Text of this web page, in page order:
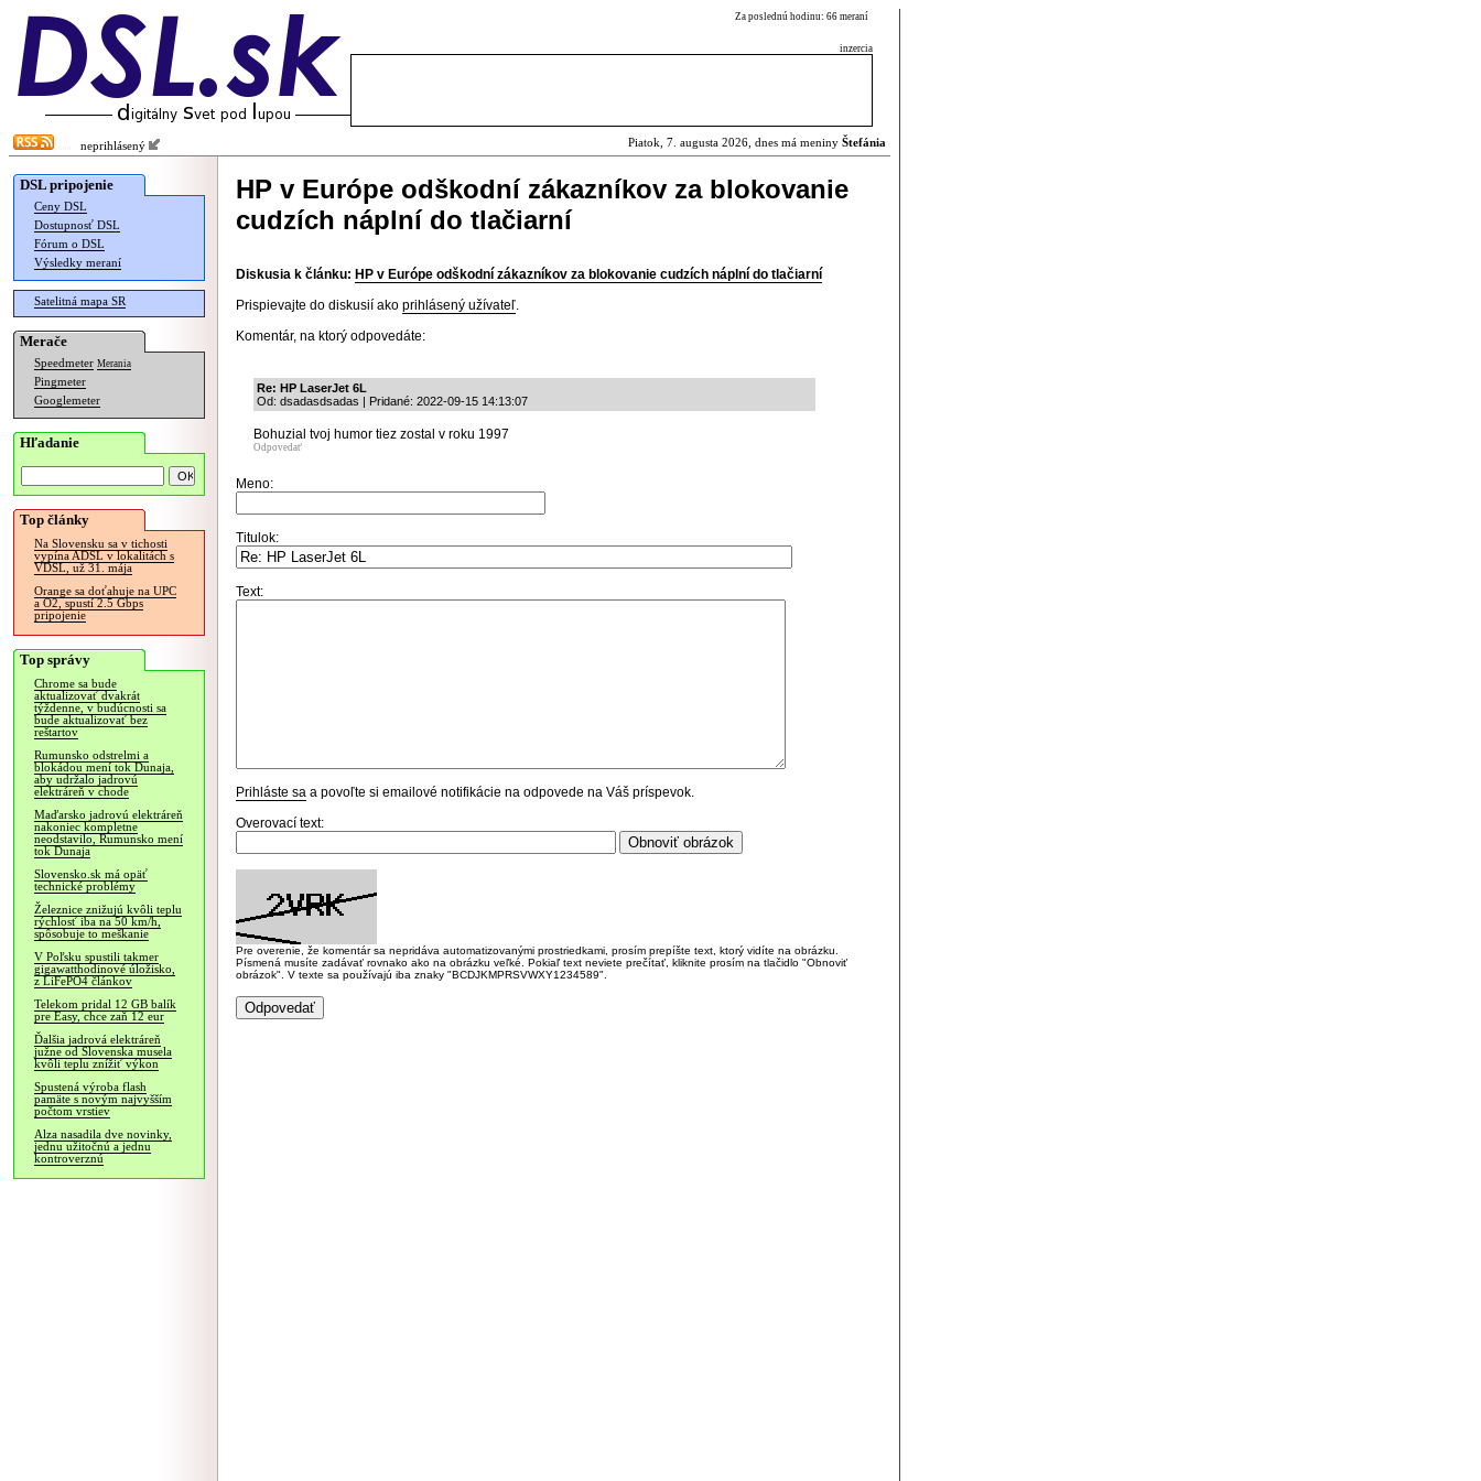
Za poslednú hodinu: 66 meraní
inzercia
neprihlásený Piatok, 7. augusta 2026, dnes má meniny Štefánia
DSL pripojenie
Ceny DSL
Dostupnosť DSL
Fórum o DSL
Výsledky meraní
Satelitná mapa SR
Merače
Speedmeter Merania
Pingmeter
Googlemeter
Hľadanie
Top články
Na Slovensku sa v tichosti
vypína ADSL v lokalitách s
VDSL, už 31. mája
Orange sa doťahuje na UPC
a O2, spustí 2.5 Gbps
pripojenie
Top správy
Chrome sa bude
aktualizovať dvakrát
týždenne, v budúcnosti sa
bude aktualizovať bez
reštartov
Rumunsko odstrelmi a
blokádou mení tok Dunaja,
aby udržalo jadrovú
elektráreň v chode
Maďarsko jadrovú elektráreň
nakoniec kompletne
neodstavilo, Rumunsko mení
tok Dunaja
Slovensko.sk má opäť
technické problémy
Železnice znižujú kvôli teplu
rýchlosť iba na 50 km/h,
spôsobuje to meškanie
V Poľsku spustili takmer
gigawatthodinové úložisko,
z LiFePO4 článkov
Telekom pridal 12 GB balík
pre Easy, chce zaň 12 eur
Ďalšia jadrová elektráreň
južne od Slovenska musela
kvôli teplu znížiť výkon
Spustená výroba flash
pamäte s novým najvyšším
počtom vrstiev
Alza nasadila dve novinky,
jednu užitočnú a jednu
kontroverznú
HP v Európe odškodní zákazníkov za blokovanie
cudzích náplní do tlačiarní
Diskusia k článku: HP v Európe odškodní zákazníkov za blokovanie cudzích náplní do tlačiarní
Prispievajte do diskusií ako prihlásený užívateľ.
Komentár, na ktorý odpovedáte:
Re: HP LaserJet 6L
Od: dsadasdsadas | Pridané: 2022-09-15 14:13:07
Bohuzial tvoj humor tiez zostal v roku 1997
Odpovedať
Meno:
Titulok:
Text:
Prihláste sa a povoľte si emailové notifikácie na odpovede na Váš príspevok.
Overovací text:
Pre overenie, že komentár sa nepridáva automatizovanými prostriedkami, prosím prepíšte text, ktorý vidíte na obrázku.
Písmená musíte zadávať rovnako ako na obrázku veľké. Pokiaľ text neviete prečítať, kliknite prosím na tlačidlo "Obnoviť
obrázok". V texte sa používajú iba znaky "BCDJKMPRSVWXY1234589".